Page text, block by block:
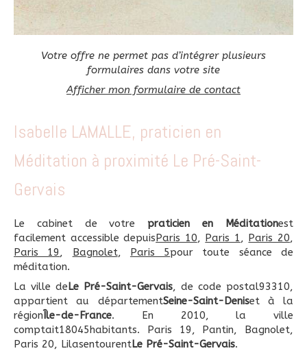
Votre offre ne permet pas d’intégrer plusieurs
formulaires dans votre site
Afficher mon formulaire de contact
Isabelle LAMALLE, praticien en
Méditation à proximité Le Pré-Saint-
Gervais
Le cabinet de votre praticien en Méditationest
facilement accessible depuis Paris 10, Paris 1, Paris 20,
Paris 19, Bagnolet, Paris 5pour toute séance de
méditation.
La ville de Le Pré-Saint-Gervais, de code postal93310,
appartient au départementSeine-Saint-Deniset à la
région Île-de-France. En 2010, la ville
comptait18045habitants. Paris 19, Pantin, Bagnolet,
Paris 20, LilasentourentLe Pré-Saint-Gervais.